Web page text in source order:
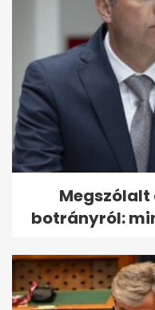
Megszólalt
botrányról: